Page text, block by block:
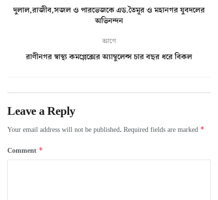
দুলাল,রাজীব,সজল ও পারভেজকে এড.তৈমূর ও মহানগর যুবদলের
অভিনন্দন
আগে
রাণীনগর স্বাস্থ্য কমপ্লেক্সের অ্যাম্বুলেন্স চার বছর ধরে বিকল
Leave a Reply
Your email address will not be published. Required fields are marked *
Comment *